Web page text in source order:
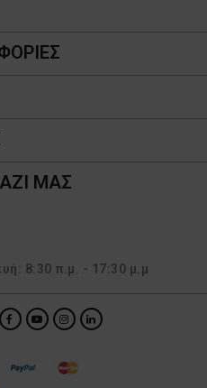
ΜΑΣ
8:30 π.μ. - 17:30 μ.μ